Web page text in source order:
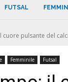
FUTSAL
cuore pulsante del
Femminile Futsal